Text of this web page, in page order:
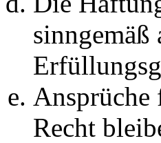
sinngemäß
Ansprüche
Recht